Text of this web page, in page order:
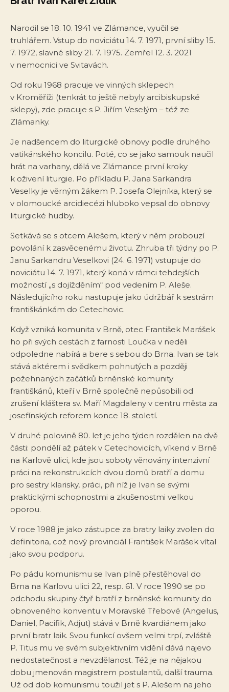
Narodil se 18. 10. 1941 ve Zlámance, vyučil se
truhlářem. Vstup do noviciátu 14. 7. 1971, první sliby 15.
7. 1972, slavné sliby 21. 7. 1975. Zemřel 12. 3. 2021
v nemocnici ve Svitavách.
Od roku 1968 pracuje ve vinných sklepech
v Kroměříži (tenkrát to ještě nebyly arcibiskupské
sklepy), zde pracuje s P. Jiřím Veselým – též ze
Zlámanky.
Je nadšencem do liturgické obnovy podle druhého
vatikánského koncilu. Poté, co se jako samouk naučil
hrát na varhany, dělá ve Zlámance první kroky
k oživení liturgie. Po příkladu P. Jana Sarkandra
Veselky je věrným žákem P. Josefa Olejníka, který se
v olomoucké arcidiecézi hluboko vepsal do obnovy
liturgické hudby.
Setkává se s otcem Alešem, který v něm probouzí
povolání k zasvěcenému životu. Zhruba tři týdny po P.
Janu Sarkandru Veselkovi (24. 6. 1971) vstupuje do
noviciátu 14. 7. 1971, který koná v rámci tehdejších
možností „s dojížděním“ pod vedením P. Aleše.
Následujícího roku nastupuje jako údržbář k sestrám
františkánkám do Cetechovic.
Když vzniká komunita v Brně, otec František Marášek
ho při svých cestách z farnosti Loučka v neděli
odpoledne nabírá a bere s sebou do Brna. Ivan se tak
stává aktérem i svědkem pohnutých a později
požehnaných začátků brněnské komunity
františkánů, kteří v Brně společně nepůsobili od
zrušení kláštera sv. Maří Magdaleny v centru města za
josefínských reforem konce 18. století.
V druhé polovině 80. let je jeho týden rozdělen na dvě
části: pondělí až pátek v Cetechovicích, víkend v Brně
na Karlově ulici, kde jsou soboty věnovány intenzivní
práci na rekonstrukcích dvou domů bratří a domu
pro sestry klarisky, práci, při níž je Ivan se svými
praktickými schopnostmi a zkušenostmi velkou
oporou.
V roce 1988 je jako zástupce za bratry laiky zvolen do
definitoria, což nový provinciál František Marášek vítal
jako svou podporu.
Po pádu komunismu se Ivan plně přestěhoval do
Brna na Karlovu ulici 22, resp. 61. V roce 1990 se po
odchodu skupiny čtyř bratří z brněnské komunity do
obnoveného konventu v Moravské Třebové (Angelus,
Daniel, Pacifik, Adjut) stává v Brně kvardiánem jako
první bratr laik. Svou funkcí ovšem velmi trpí, zvláště
P. Titus mu ve svém subjektivním vidění dává najevo
nedostatečnost a nevzdělanost. Též je na nějakou
dobu jmenován magistrem postulantů, další trauma.
Už od dob komunismu toužil jet s P. Alešem na jeho